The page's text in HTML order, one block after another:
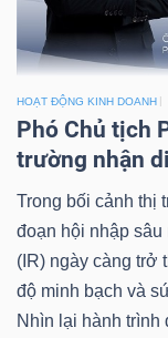
HOẠT ĐỘNG KINH DOANH
Phó Chủ tịch
trường nhận
Trong bối cảnh thị
đoạn hội nhập
(IR) ngày càng trở
độ minh bạch và
Nhìn lại hành